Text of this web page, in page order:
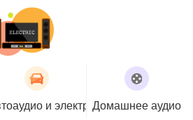
и электроникаДомашнее аудио